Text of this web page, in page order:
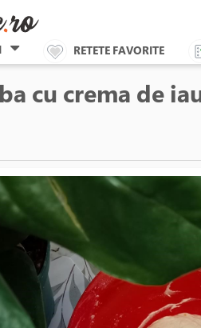
RETETE FAVORITE
cu crema de